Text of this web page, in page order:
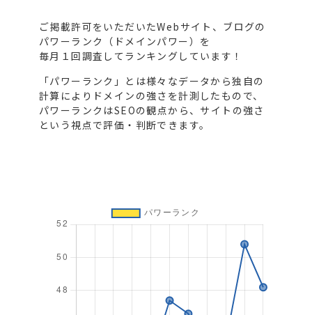
ご掲載許可をいただいたWebサイト、ブログの
パワーランク（ドメインパワー）を
毎月１回調査してランキングしています！
「パワーランク」とは様々なデータから独自の
計算によりドメインの強さを計測したもので、
パワーランクはSEOの観点から、サイトの強さ
という視点で評価・判断できます。